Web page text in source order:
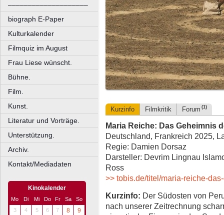
––––––––––––––––––––
biograph E-Paper
Kulturkalender
Filmquiz im August
Frau Liese wünscht.
Bühne.
Film.
Kunst.
Literatur und Vorträge.
Unterstützung.
Archiv.
Kontakt/Mediadaten
Kinokalender
Mo Di Mi Do Fr Sa
So
3
4 5 6 7 8
9
Kurzinfo Filmkritik Forum (1)
Maria Reiche: Das Geheimnis
Deutschland, Frankreich 2025,
Regie: Damien Dorsaz
Darsteller: Devrim Lingnau
Ross
>> tobis.de/titel/maria-reiche-
Kurzinfo: Der Südosten von
nach unserer Zeitrechnung